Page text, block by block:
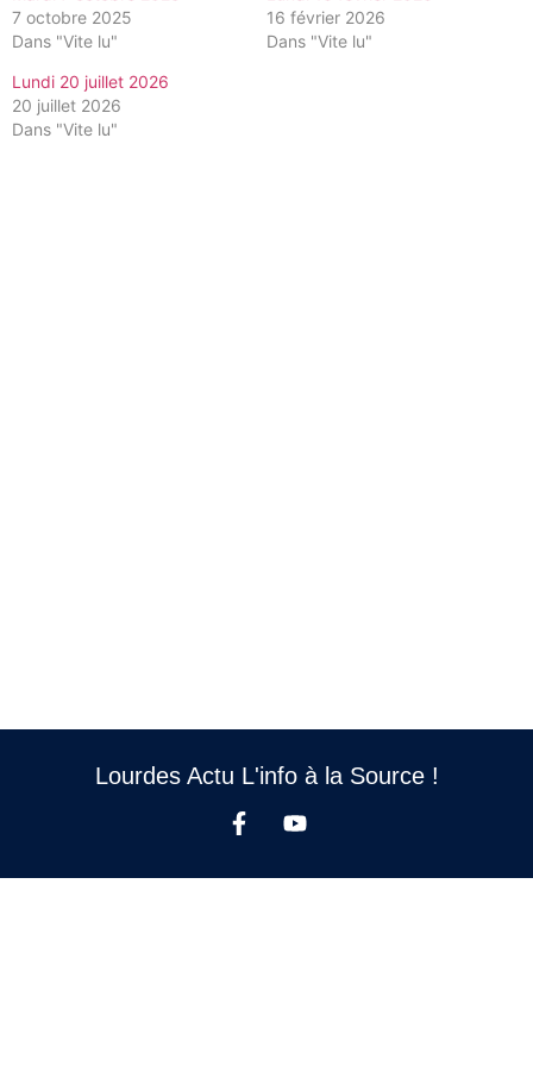
7 octobre 2025
Dans "Vite lu"
16 février 2026
Dans "Vite lu"
Lundi 20 juillet 2026
20 juillet 2026
Dans "Vite lu"
Lourdes Actu L'info à la Source !